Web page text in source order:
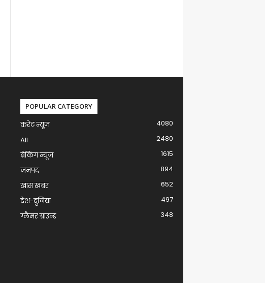
POPULAR CATEGORY
करेंट न्यूज़
4080
All
2480
ब्रेकिंग न्यूज
1615
जनपद
894
खास खबर
652
देश-दुनिया
497
ग्लैमर ग्राउन्ड
348